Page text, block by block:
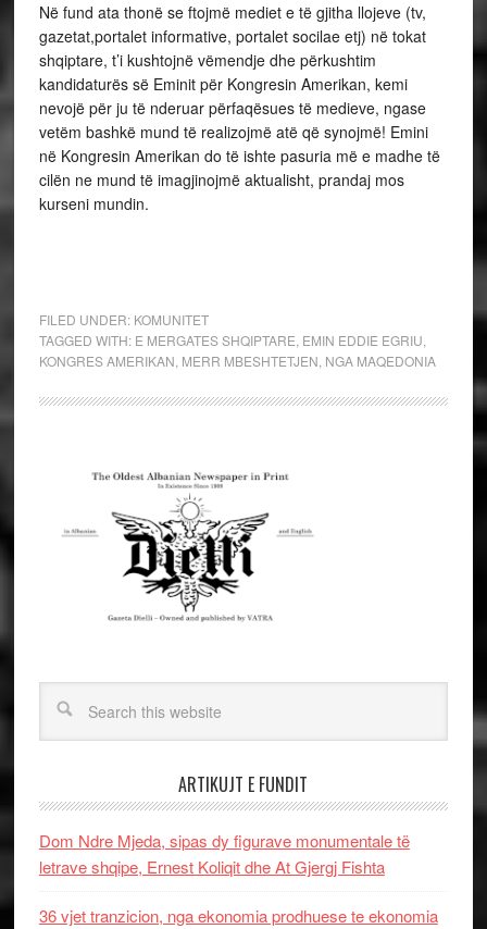
Në fund ata thonë se ftojmë mediet e të gjitha llojeve (tv,
gazetat,portalet informative, portalet socilae etj) në tokat
shqiptare, t’i kushtojnë vëmendje dhe përkushtim
kandidaturës së Eminit për Kongresin Amerikan, kemi
nevojë për ju të nderuar përfaqësues të medieve, ngase
vetëm bashkë mund të realizojmë atë që synojmë! Emini
në Kongresin Amerikan do të ishte pasuria më e madhe të
cilën ne mund të imagjinojmë aktualisht, prandaj mos
kurseni mundin.
FILED UNDER: KOMUNITET
TAGGED WITH: E MERGATES SHQIPTARE EMIN EDDIE EGRIU
KONGRES AMERIKAN MERR MBESHTETJEN NGA MAQEDONIA
ARTIKUJT E FUNDIT
Dom Ndre Mjeda, sipas dy figurave monumentale të
letrave shqipe, Ernest Koliqit dhe At Gjergj Fishta
36 vjet tranzicion, nga ekonomia prodhuese te ekonomia